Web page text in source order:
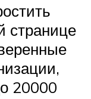
странице
20000